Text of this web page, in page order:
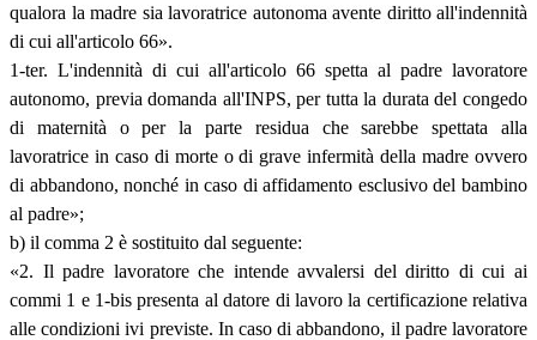
qualora la madre sia lavoratrice autonoma avente diritto all'indennità
di cui all'articolo 66».
1-ter. L'indennità di cui all'articolo 66 spetta al padre lavoratore
autonomo, previa domanda all'INPS, per tutta la durata del congedo
di maternità o per la parte residua che sarebbe spettata alla
lavoratrice in caso di morte o di grave infermità della madre ovvero
di abbandono, nonché in caso di affidamento esclusivo del bambino
al padre»;
b) il comma 2 è sostituito dal seguente:
«2. Il padre lavoratore che intende avvalersi del diritto di cui ai
commi 1 e 1-bis presenta al datore di lavoro la certificazione relativa
alle condizioni ivi previste. In caso di abbandono, il padre lavoratore